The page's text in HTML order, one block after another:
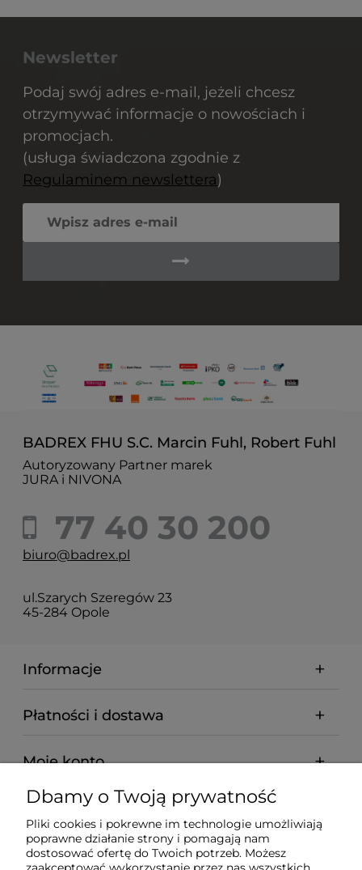
Newsletter
Podaj swój adres e-mail, jeżeli chcesz
otrzymywać informacje o nowościach i
promocjach.
(usługa świadczona zgodnie z
Regulaminem newslettera)
BADREX FHU S.C. Marcin Fuhl, Robert Fuhl
Autoryzowany Partner marek
JURA i NIVONA
77 40 30 200
biuro@badrex.pl
ul.Szarych Szeregów 23
45-284 Opole
Informacje
Płatności i dostawa
Moje konto
Pomoc
O nas
Dbamy o Twoją prywatność
Pliki cookies i pokrewne im technologie umożliwiają
poprawne działanie strony i pomagają nam
dostosować ofertę do Twoich potrzeb. Możesz